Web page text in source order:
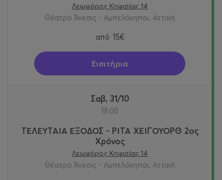
Λεωφόρος Κηφισίας 14
Θέατρο Άνεσις - Αμπελόκηποι, Αττική
από 15€
Εισιτήρια
Σαβ, 31/10
18:00
ΤΕΛΕΥΤΑΙΑ ΕΞΟΔΟΣ - ΡΙΤΑ ΧΕΙΓΟΥΟΡΘ 2oς
Χρόνος
Λεωφόρος Κηφισίας 14
Θέατρο Άνεσις - Αμπελόκηποι, Αττική